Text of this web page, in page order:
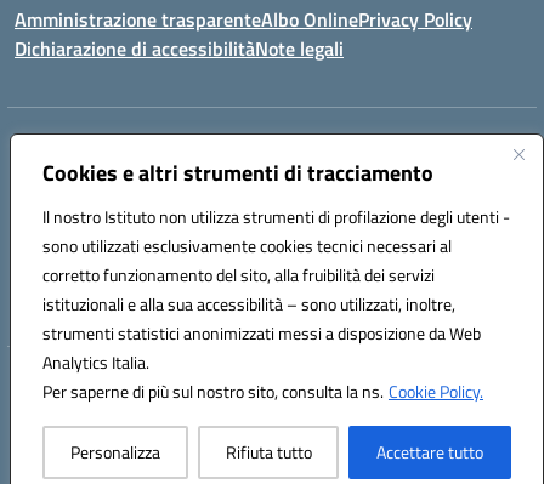
Cookies e altri strumenti di tracciamento
Il nostro Istituto non utilizza strumenti di profilazione degli utenti -
sono utilizzati esclusivamente cookies tecnici necessari al
corretto funzionamento del sito, alla fruibilità dei servizi
istituzionali e alla sua accessibilità – sono utilizzati, inoltre,
strumenti statistici anonimizzati messi a disposizione da Web
Analytics Italia.
Per saperne di più sul nostro sito, consulta la ns.Cookie Policy.
Personalizza Rifiuta tutto Accettare tutto
Amministrazione trasparenteAlbo OnlinePrivacy Policy
Dichiarazione di accessibilitàNote legali
Indirizzo:
Centralino:0994722507 Email:TAIC873006@istruzione.it
Codice fiscale: 90279480736
Codice meccanografico:
TAIC873006
Codice unico di fatturazione (CUF): 488XBQ
Hosting & Powered by 3D Solution S.r.l.
Concept & Design by Designers Italia